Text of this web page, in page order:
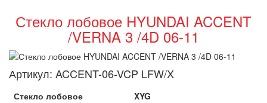
Стекло лобовое HYUNDAI ACCENT
/VERNA 3 /4D 06-11
Артикул: ACCENT-06-VCP LFW/X
Стекло лобовое
XYG